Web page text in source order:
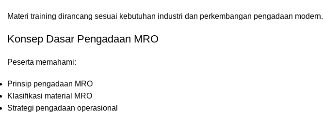
Materi training dirancang sesuai kebutuhan industri dan perkembangan pengadaan modern.
Konsep Dasar Pengadaan MRO
Peserta memahami:
Prinsip pengadaan MRO
Klasifikasi material MRO
Strategi pengadaan operasional